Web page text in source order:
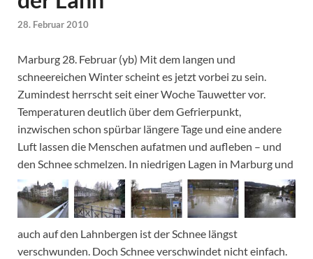
28. Februar 2010
Marburg 28. Februar (yb) Mit dem langen und
schneereichen Winter scheint es jetzt vorbei zu sein.
Zumindest herrscht seit einer Woche Tauwetter vor.
Temperaturen deutlich über dem Gefrierpunkt,
inzwischen schon spürbar längere Tage und eine andere
Luft lassen die Menschen aufatmen und aufleben – und
den Schnee schmelzen. In niedrigen Lagen in Marburg und
auch auf den Lahnbergen ist der Schnee längst
verschwunden. Doch Schnee verschwindet nicht einfach.